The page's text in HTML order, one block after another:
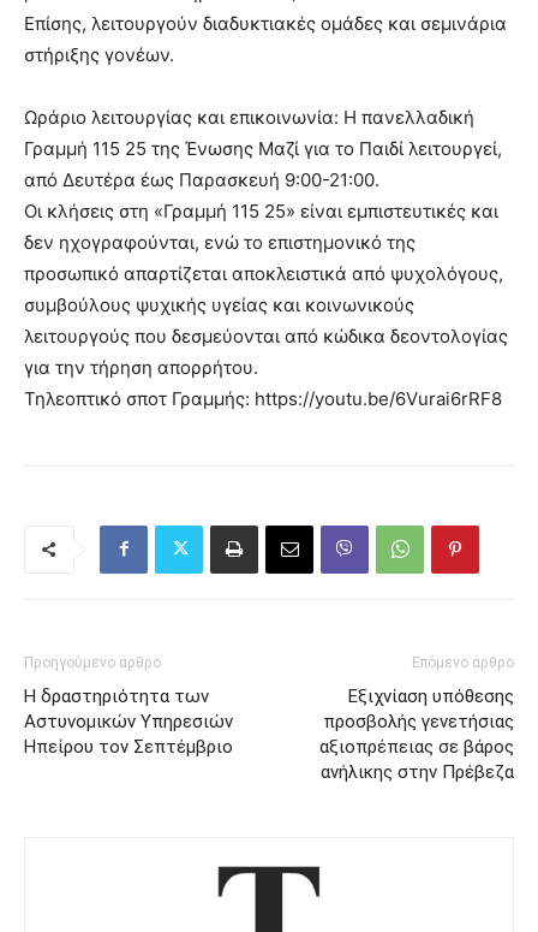
Επίσης, λειτουργούν διαδυκτιακές ομάδες και σεμινάρια
στήριξης γονέων.
Ωράριο λειτουργίας και επικοινωνία: Η πανελλαδική
Γραμμή 115 25 της Ένωσης Μαζί για το Παιδί λειτουργεί,
από Δευτέρα έως Παρασκευή 9:00-21:00.
Οι κλήσεις στη «Γραμμή 115 25» είναι εμπιστευτικές και
δεν ηχογραφούνται, ενώ το επιστημονικό της
προσωπικό απαρτίζεται αποκλειστικά από ψυχολόγους,
συμβούλους ψυχικής υγείας και κοινωνικούς
λειτουργούς που δεσμεύονται από κώδικα δεοντολογίας
για την τήρηση απορρήτου.
Τηλεοπτικό σποτ Γραμμής: https://youtu.be/6Vurai6rRF8
Προηγούμενο άρθρο
Η δραστηριότητα των
Αστυνομικών Υπηρεσιών
Ηπείρου τον Σεπτέμβριο
Επόμενο άρθρο
Εξιχνίαση υπόθεσης
προσβολής γενετήσιας
αξιοπρέπειας σε βάρος
ανήλικης στην Πρέβεζα